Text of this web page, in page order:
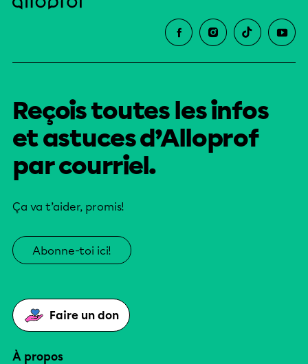
Reçois toutes les infos
et astuces d’Alloprof
par courriel.
Ça va t’aider, promis!
Abonne-toi ici!
Faire un don
À propos